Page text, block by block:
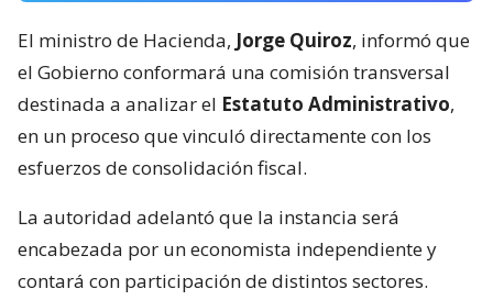
El ministro de Hacienda, Jorge Quiroz, informó que
el Gobierno conformará una comisión transversal
destinada a analizar el Estatuto Administrativo,
en un proceso que vinculó directamente con los
esfuerzos de consolidación fiscal.
La autoridad adelantó que la instancia será
encabezada por un economista independiente y
contará con participación de distintos sectores.